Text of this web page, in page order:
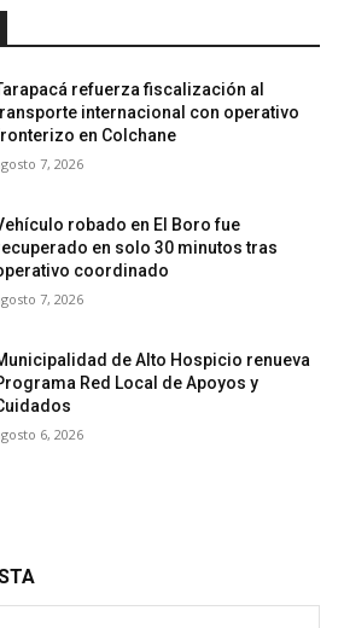
refuerza fiscalización al
internacional con operativo
en Colchane
7, 2026
robado en El Boro fue
en solo 30 minutos tras
coordinado
7, 2026
de Alto Hospicio renueva
Red Local de Apoyos y
6, 2026